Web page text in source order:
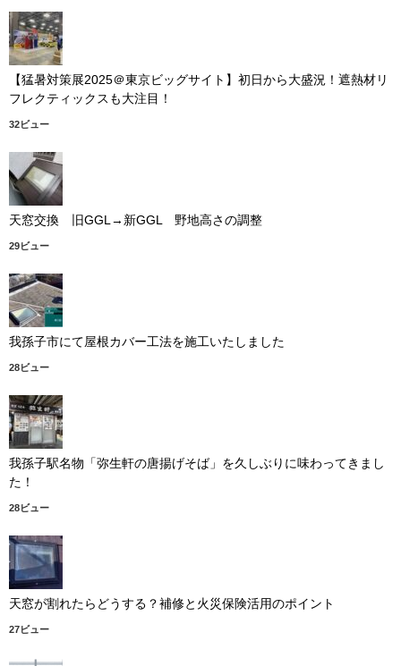
【猛暑対策展2025＠東京ビッグサイト】初日から大盛況！遮熱材リ
フレクティックスも大注目！
32ビュー
天窓交換 旧GGL→新GGL 野地高さの調整
29ビュー
我孫子市にて屋根カバー工法を施工いたしました
28ビュー
我孫子駅名物「弥生軒の唐揚げそば」を久しぶりに味わってきまし
た！
28ビュー
天窓が割れたらどうする？補修と火災保険活用のポイント
27ビュー